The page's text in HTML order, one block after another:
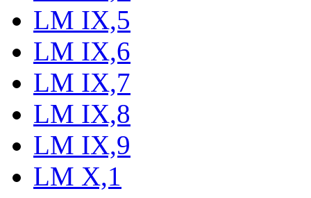
LM IX,5
LM IX,6
LM IX,7
LM IX,8
LM IX,9
LM X,1